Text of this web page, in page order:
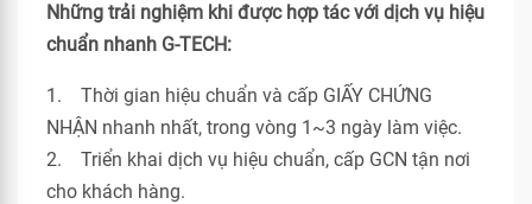
Những trải nghiệm khi được hợp tác với dịch vụ hiệu
chuẩn nhanh G-TECH:
1. Thời gian hiệu chuẩn và cấp GIẤY CHỨNG
NHẬN nhanh nhất, trong vòng 1~3 ngày làm việc.
2. Triển khai dịch vụ hiệu chuẩn, cấp GCN tận nơi
cho khách hàng.